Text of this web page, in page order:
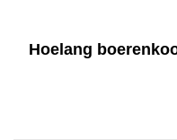
Hoelang